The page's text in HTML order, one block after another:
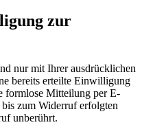
zur
nur mit Ihrer ausdrücklichen
bereits erteilte Einwilligung
formlose Mitteilung per E-
zum Widerruf erfolgten
unberührt.